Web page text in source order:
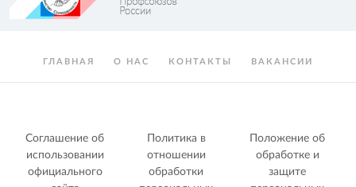
ГЛАВНАЯ О НАС КОНТАКТЫ ВАКАНСИИ
Соглашение об
использовании
официального
Политика в
отношении
обработки
Положение об
обработке и
защите